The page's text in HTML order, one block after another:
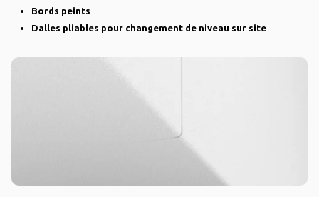
Bords peints
Dalles pliables pour changement de niveau sur site